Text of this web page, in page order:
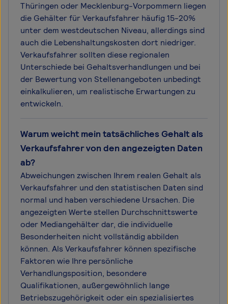
Thüringen oder Mecklenburg-Vorpommern liegen
die Gehälter für Verkaufsfahrer häufig 15-20%
unter dem westdeutschen Niveau, allerdings sind
auch die Lebenshaltungskosten dort niedriger.
Verkaufsfahrer sollten diese regionalen
Unterschiede bei Gehaltsverhandlungen und bei
der Bewertung von Stellenangeboten unbedingt
einkalkulieren, um realistische Erwartungen zu
entwickeln.
Warum weicht mein tatsächliches Gehalt als
Verkaufsfahrer von den angezeigten Daten
ab?
Abweichungen zwischen Ihrem realen Gehalt als
Verkaufsfahrer und den statistischen Daten sind
normal und haben verschiedene Ursachen. Die
angezeigten Werte stellen Durchschnittswerte
oder Mediangehälter dar, die individuelle
Besonderheiten nicht vollständig abbilden
können. Als Verkaufsfahrer können spezifische
Faktoren wie Ihre persönliche
Verhandlungsposition, besondere
Qualifikationen, außergewöhnlich lange
Betriebszugehörigkeit oder ein spezialisiertes